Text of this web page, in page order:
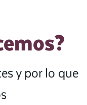
y por lo que